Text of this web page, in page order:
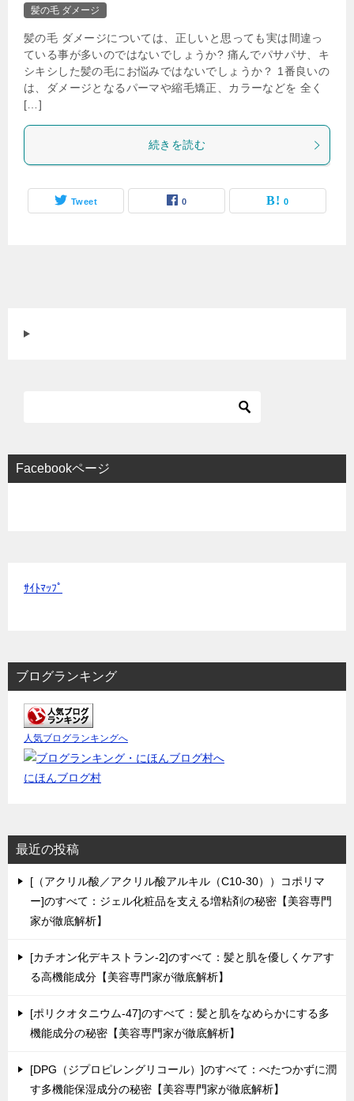
髪の毛 ダメージ
髪の毛 ダメージについては、正しいと思っても実は間違っ
ている事が多いのではないでしょうか? 痛んでパサパサ、キ
シキシした髪の毛にお悩みではないでしょうか？ 1番良いの
は、ダメージとなるパーマや縮毛矯正、カラーなどを 全く
[…]
続きを読む
Tweet 0 0
Facebookページ
ｻｲﾄﾏｯﾌﾟ
ブログランキング
人気ブログランキングへ
にほんブログ村
最近の投稿
[（アクリル酸／アクリル酸アルキル（C10-30））コポリマ
ー]のすべて：ジェル化粧品を支える増粘剤の秘密【美容専門
家が徹底解析】
[カチオン化デキストラン-2]のすべて：髪と肌を優しくケアす
る高機能成分【美容専門家が徹底解析】
[ポリクオタニウム-47]のすべて：髪と肌をなめらかにする多
機能成分の秘密【美容専門家が徹底解析】
[DPG（ジプロピレングリコール）]のすべて：べたつかずに潤
す多機能保湿成分の秘密【美容専門家が徹底解析】